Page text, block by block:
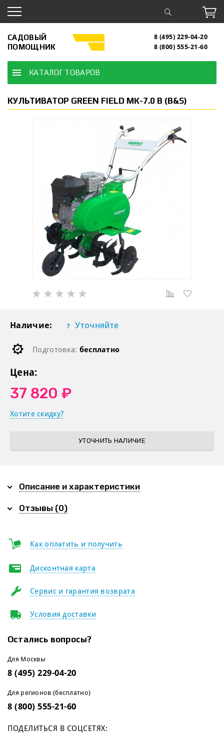
САДОВЫЙ
ПОМОЩНИК
8 (495) 229-04-20
8 (800) 555-21-60
КАТАЛОГ ТОВАРОВ
КУЛЬТИВАТОР GREEN FIELD МК-7.0 B (B&S)
Наличие: Уточняйте
Подготовка: бесплатно
Цена:
37 820 ₽
Хотите скидку?
УТОЧНИТЬ НАЛИЧИЕ
Описание и характеристики
Отзывы (0)
Как оплатить и получить
Дисконтная карта
Сервис и гарантия возврата
Условия доставки
Остались вопросы?
Для Москвы
8 (495) 229-04-20
Для регионов (бесплатно)
8 (800) 555-21-60
ПОДЕЛИТЬСЯ В СОЦСЕТЯХ: